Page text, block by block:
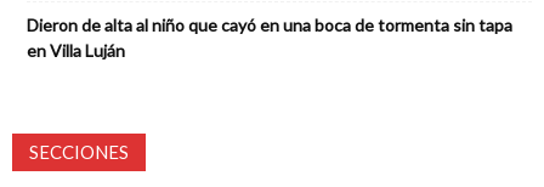
Dieron de alta al niño que cayó en una boca de tormenta sin tapa
en Villa Luján
SECCIONES